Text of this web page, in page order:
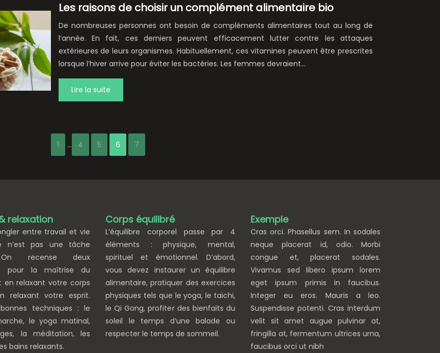
Les raisons de choisir un complément alimentaire bio
De nombreuses personnes ont besoin de compléments alimentaires tout au long de
l’année. En fait, ces derniers peuvent efficacement lutter contre les attaques
extérieures de leurs organismes. Habituellement, ces vitamines peuvent être prescrites
lorsque l’hiver arrive pour éviter les bactéries. Les femmes devraient…
Lire la suite
1 … 4 5 6 7
relaxation
entre travail et vie
n’est pas une tâche
recense deux
pour la maîtrise du
en relaxant votre corps
relaxant votre esprit.
techniques : le
le yoga matinal,
la méditation, les
bains relaxants.
Corps équilibré
L’équilibre corporel passe par 4
éléments : physique, mental,
spirituel et émotionnel. D’abord,
vous devez instaurer un équilibre
alimentaire, pratiquer des exercices
physiques tels que le yoga, le taïchi,
le Qi Gong, profiter des bienfaits du
soleil le temps d’une balade ou
respecter le temps de sommeil.
Exemple
Cras orci. Phasellus sem. In sodales
neque placerat id, odio. Morbi
congue et, placerat sodales.
Vivamus sed libero ipsum lorem
eget ipsum primis in faucibus.
Integer eu eros. Mauris a leo.
Suspendisse potenti. Cras interdum
velit sit amet augue pulvinar at,
fringilla at, fermentum ultrices urna,
faucibus orci ut nibh